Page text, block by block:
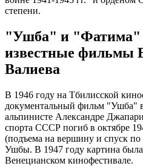
степени.
"Ушба" и
известные фильмы
Валиева
В 1946 году на Тбилисской
документальный фильм "Ушба"
альпинисте Александре
спорта СССР погиб в октябре
(подъема на вершину и спуск
Ушбы. В 1947 году картина
Венецианском кинофестивале.